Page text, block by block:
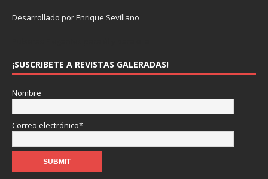
Desarrollado por Enrique Sevillano
¡SUSCRIBETE A REVISTAS GALERADAS!
Nombre
Correo electrónico*